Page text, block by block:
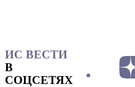
ИС ВЕСТИ
В
СОЦСЕТЯХ